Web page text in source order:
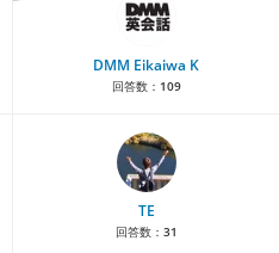
DMM Eikaiwa K
回答数： 109
TE
回答数： 31